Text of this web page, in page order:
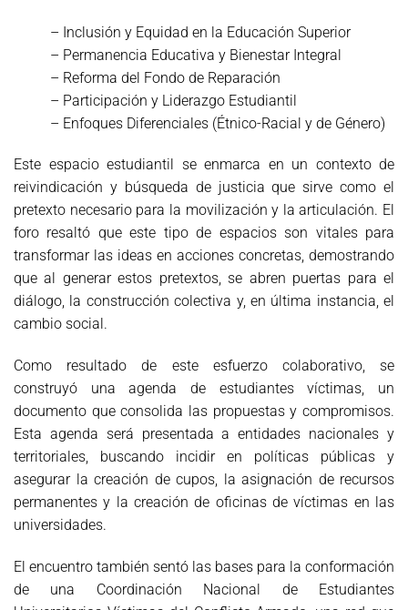
– Inclusión y Equidad en la Educación Superior
– Permanencia Educativa y Bienestar Integral
– Reforma del Fondo de Reparación
– Participación y Liderazgo Estudiantil
– Enfoques Diferenciales (Étnico-Racial y de Género)
Este espacio estudiantil se enmarca en un contexto de
reivindicación y búsqueda de justicia que sirve como el
pretexto necesario para la movilización y la articulación. El
foro resaltó que este tipo de espacios son vitales para
transformar las ideas en acciones concretas, demostrando
que al generar estos pretextos, se abren puertas para el
diálogo, la construcción colectiva y, en última instancia, el
cambio social.
Como resultado de este esfuerzo colaborativo, se
construyó una agenda de estudiantes víctimas, un
documento que consolida las propuestas y compromisos.
Esta agenda será presentada a entidades nacionales y
territoriales, buscando incidir en políticas públicas y
asegurar la creación de cupos, la asignación de recursos
permanentes y la creación de oficinas de víctimas en las
universidades.
El encuentro también sentó las bases para la conformación
de una Coordinación Nacional de Estudiantes